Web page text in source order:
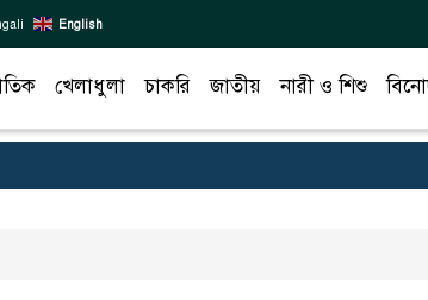
English
খেলাধুলা চাকরি জাতীয় নারী ও শিশু